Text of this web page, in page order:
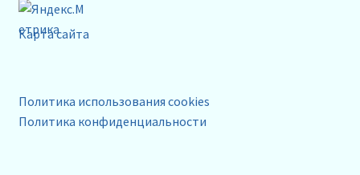
Карта сайта
Политика использования cookies
Политика конфиденциальности